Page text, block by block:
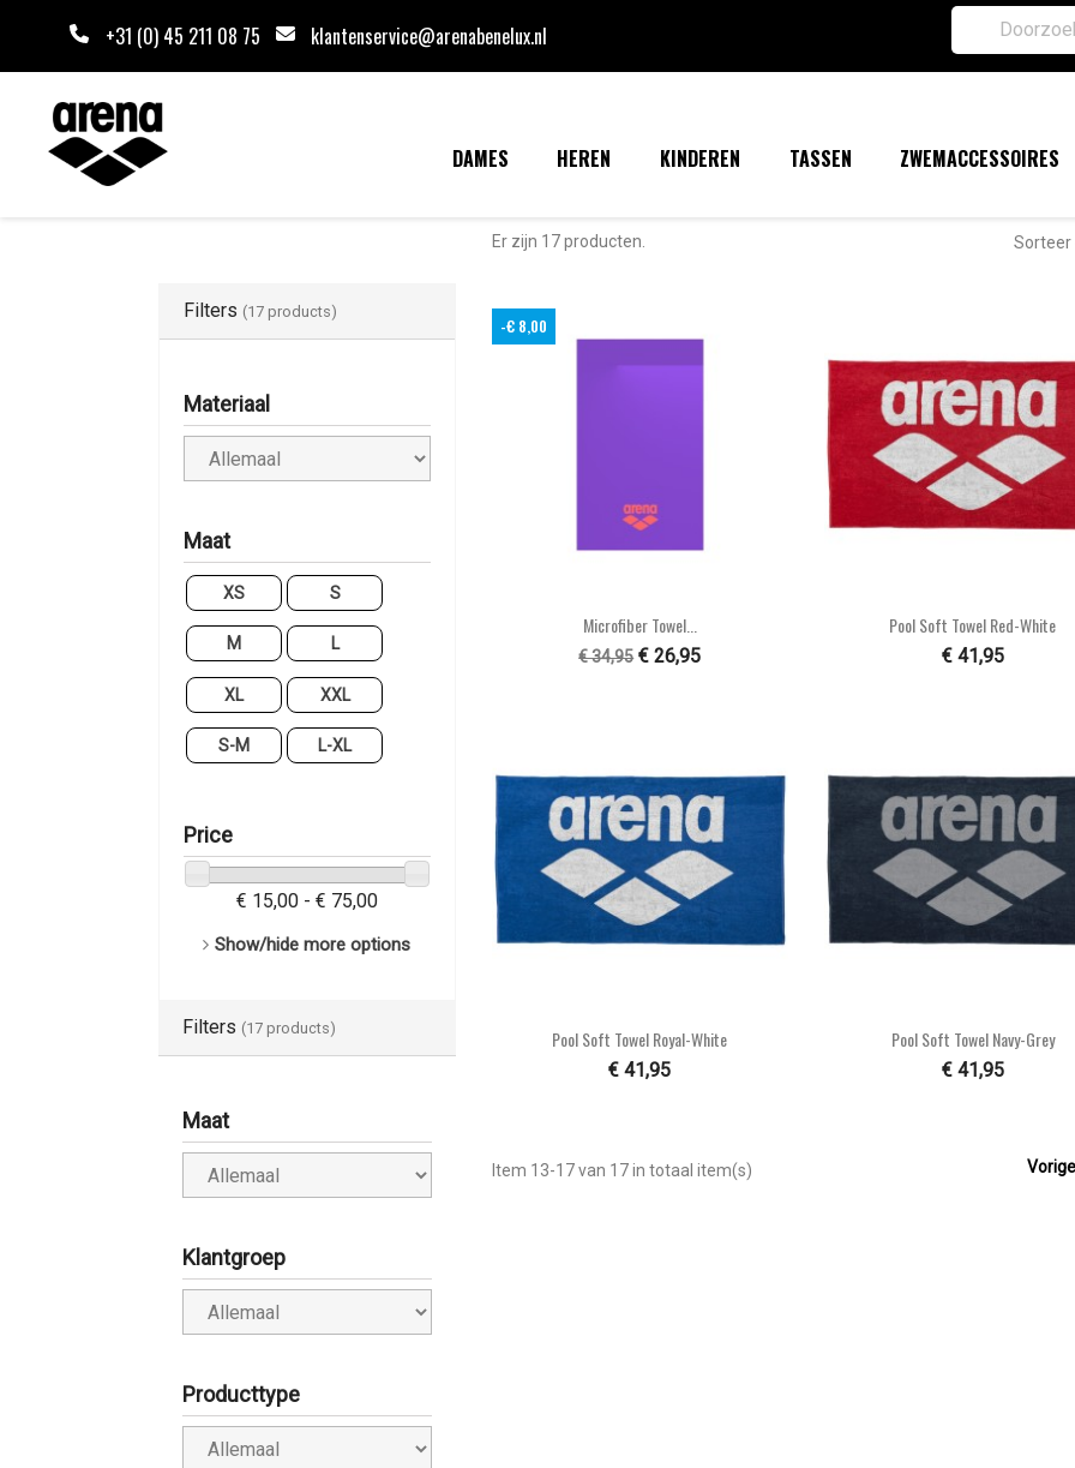
+31 (0) 45 211 08 75 klantenservice@arenabenelux.nl
DAMES HEREN KINDEREN TASSEN ZWEMACCESSOIRES
Filters (17 products)
Materiaal
Maat
XS S
M L
XL XXL
S-M L-XL
Price
€ 15,00 - € 75,00
Show/hide more options
Filters (17 products)
Maat
Klantgroep
Producttype
Er zijn 17 producten. Sorteer
Snel bekijken
Microfiber Towel...
€ 34,95 € 26,95
-€ 8,00
Snel bekijken
Pool Soft Towel Red-White
€ 41,95
Snel bekijken
Pool Soft Towel Royal-White
€ 41,95
Snel bekijken
Pool Soft Towel Navy-Grey
€ 41,95
Item 13-17 van 17 in totaal item(s) Vorige